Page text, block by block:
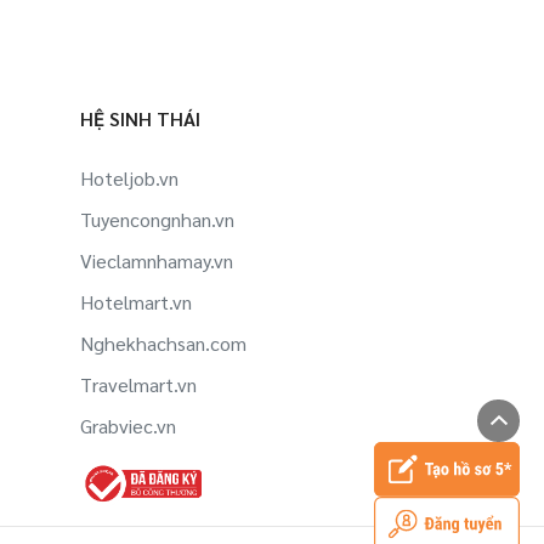
HỆ SINH THÁI
Hoteljob.vn
Tuyencongnhan.vn
Vieclamnhamay.vn
Hotelmart.vn
Nghekhachsan.com
Travelmart.vn
Grabviec.vn